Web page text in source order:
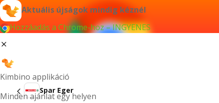
Aktuális újságok mindig kéznél
Hozzáadás a Chrome-hoz – INGYENES
Kimbino applikáció
Minden ajánlat egy helyen
Spar Eger